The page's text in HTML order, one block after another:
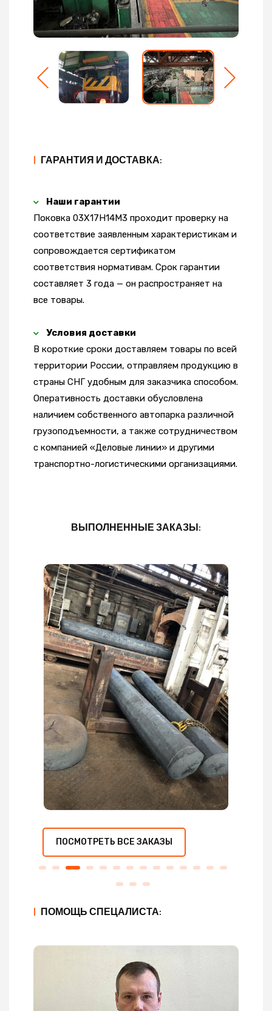
| ГАРАНТИЯ И ДОСТАВКА:
Наши гарантии
Поковка 03Х17Н14М3 проходит проверку на
соответствие заявленным характеристикам и
сопровождается сертификатом
соответствия нормативам. Срок гарантии
составляет 3 года — он распространяет на
все товары.
Условия доставки
В короткие сроки доставляем товары по всей
территории России, отправляем продукцию в
страны СНГ удобным для заказчика способом.
Оперативность доставки обусловлена
наличием собственного автопарка различной
грузоподъемности, а также сотрудничеством
с компанией «Деловые линии» и другими
транспортно-логистическими организациями.
ВЫПОЛНЕННЫЕ ЗАКАЗЫ:
ПОСМОТРЕТЬ ВСЕ ЗАКАЗЫ
| ПОМОЩЬ СПЕЦАЛИСТА: